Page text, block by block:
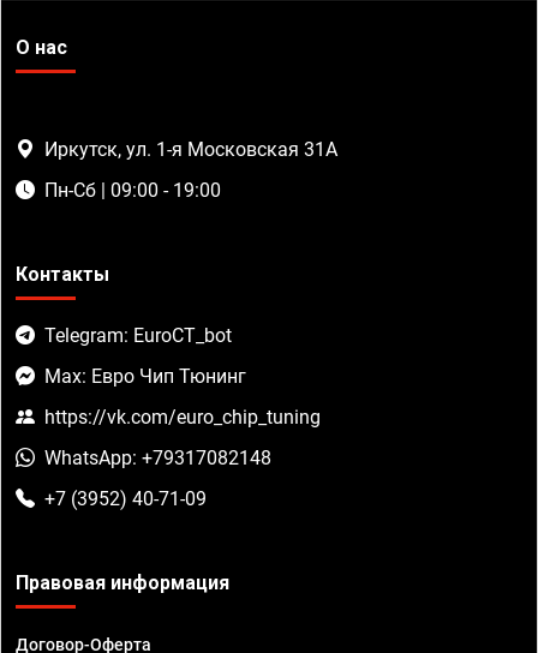
О нас
Иркутск, ул. 1-я Московская 31А
Пн-Сб | 09:00 - 19:00
Контакты
Telegram: EuroCT_bot
Max: Евро Чип Тюнинг
https://vk.com/euro_chip_tuning
WhatsApp: +79317082148
+7 (3952) 40-71-09
Правовая информация
Договор-Оферта